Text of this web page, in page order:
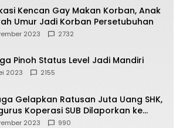
Kencan Gay Makan Korban, Anak
Umur Jadi Korban Persetubuhan
2023 2732
Pinoh Status Level Jadi Mandiri
2023 2155
Gelapkan Ratusan Juta Uang SHK,
Koperasi SUB Dilaporkan ke
2023 990